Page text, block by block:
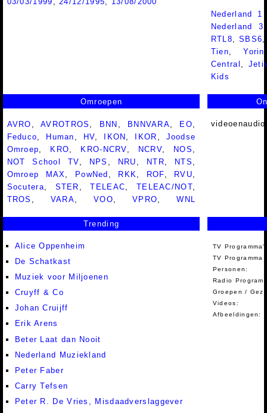
Nederland
Nederland
RTL8,SBS6
Tien,Yorin
Central ,
Kids
Omroepen
AVRO ,AVROTROS BNN BNNVARA EO
Feduco
Human HV IKON IKOR
Joodse
Omroep
KRO KRO-NCRV NCRV NOS
NOT School TV
NPS NRU NTR NTS
Omroep MAX
PowNed RKK ROF RVU
Socutera
STER ,TELEAC TELEAC/NOT
TROS
VARA ,VOO ,VPRO ,WNL
Trending
Alice Oppenheim
De Schatkast
Muziek voor Miljoenen
Cruyff & Co
Johan Cruijff
Erik Arens
Beter Laat dan Nooit
Nederland Muziekland
Peter Faber
Carry Tefsen
Peter R. De Vries, Misdaadverslaggever
TV
TV Programma
Personen:
Radio
Groepen /
Videos:
Afbeeldingen: